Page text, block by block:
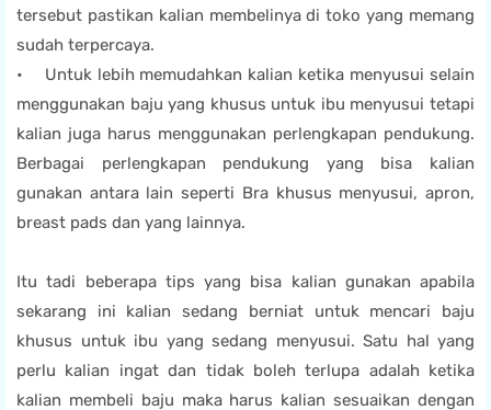
tersebut pastikan kalian membelinya di toko yang memang
sudah terpercaya.
• Untuk lebih memudahkan kalian ketika menyusui selain
menggunakan baju yang khusus untuk ibu menyusui tetapi
kalian juga harus menggunakan perlengkapan pendukung.
Berbagai perlengkapan pendukung yang bisa kalian
gunakan antara lain seperti Bra khusus menyusui, apron,
breast pads dan yang lainnya.
Itu tadi beberapa tips yang bisa kalian gunakan apabila
sekarang ini kalian sedang berniat untuk mencari baju
khusus untuk ibu yang sedang menyusui. Satu hal yang
perlu kalian ingat dan tidak boleh terlupa adalah ketika
kalian membeli baju maka harus kalian sesuaikan dengan